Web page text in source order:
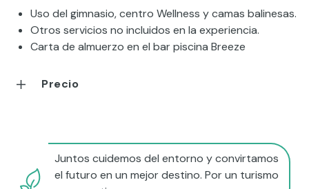
Uso del gimnasio, centro Wellness y camas balinesas.
Otros servicios no incluidos en la experiencia.
Carta de almuerzo en el bar piscina Breeze
Precio
Juntos cuidemos del entorno y convirtamos
el futuro en un mejor destino. Por un turismo